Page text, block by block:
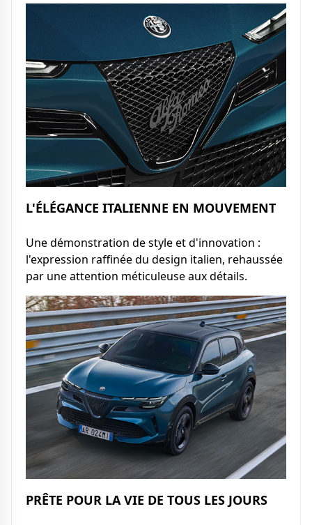
L'ÉLÉGANCE ITALIENNE EN MOUVEMENT
Une démonstration de style et d'innovation :
l'expression raffinée du design italien, rehaussée
par une attention méticuleuse aux détails.
PRÊTE POUR LA VIE DE TOUS LES JOURS